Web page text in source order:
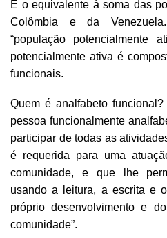
É o equivalente à soma das
Colômbia e da
“população potencialmente
potencialmente ativa é
funcionais.
Quem é analfabeto
pessoa funcionalmente
participar de todas as
é requerida para uma
comunidade, e que lhe
usando a leitura, a escrita e
próprio desenvolvimento e
comunidade”.